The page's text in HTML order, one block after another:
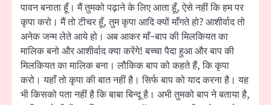
पावन बनाता हूँ। मैं तुमको पढ़ाने के लिए आता हूँ, ऐसे नहीं कि हम पर
कृपा करो। मैं तो टीचर हूँ, तुम कृपा आदि क्यों माँगते हो? आशीर्वाद तो
अनेक जन्म लेते आये हो। अब आकर माँ-बाप की मिलकियत का
मालिक बनो और आशीर्वाद क्या करेंगे! बच्चा पैदा हुआ और बाप की
मिलकियत का मालिक बना। लौकिक बाप को कहते हैं, कि कृपा
करो। यहाँ तो कृपा की बात नहीं है। सिर्फ बाप को याद करना है। यह
भी किसको पता नहीं है कि बाबा बिन्दू है। अभी तुमको बाप ने बताया है,